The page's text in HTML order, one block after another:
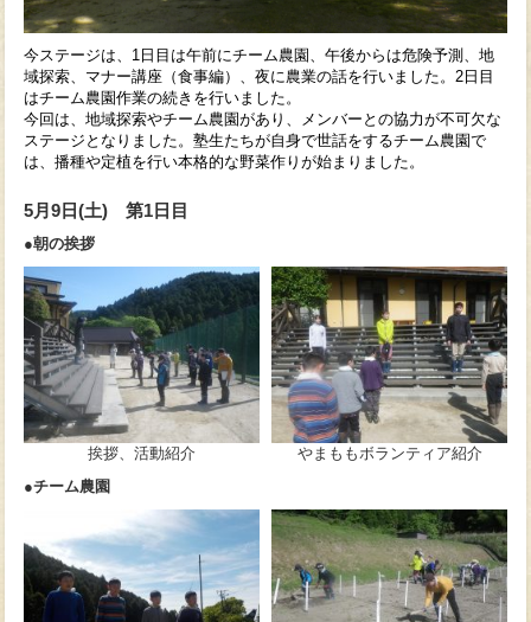
今ステージは、1日目は午前にチーム農園、午後からは危険予測、地
域探索、マナー講座（食事編）、 夜に農業の話を行いました。2日目
はチーム農園作業の続きを行いました。
今回は、地域探索やチーム農園があり、メンバーとの協力が不可欠な
ステージとなりました。塾生たちが自身で世話をするチーム農園で
は、播種や定植を行い本格的な野菜作りが始まりました。
5月9日(土) 第1日目
●朝の挨拶
挨拶、活動紹介
やまももボランティア紹介
●チーム農園